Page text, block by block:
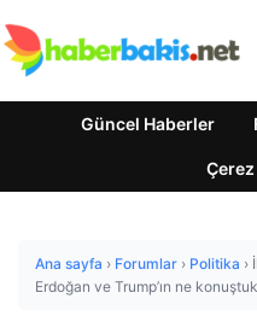
Güncel Haberler
Ana sayfa › Forumlar › Politika ›
Erdoğan ve Trump’ın ne